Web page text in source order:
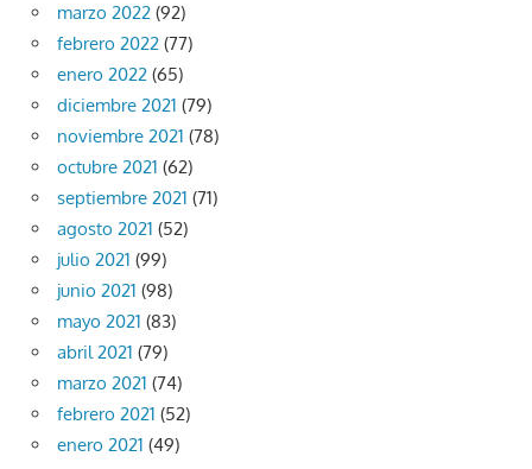
marzo 2022 (92)
febrero 2022 (77)
enero 2022 (65)
diciembre 2021 (79)
noviembre 2021 (78)
octubre 2021 (62)
septiembre 2021 (71)
agosto 2021 (52)
julio 2021 (99)
junio 2021 (98)
mayo 2021 (83)
abril 2021 (79)
marzo 2021 (74)
febrero 2021 (52)
enero 2021 (49)